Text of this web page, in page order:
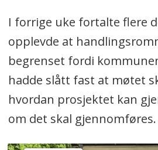
I forrige uke fortalte flere
opplevde at
begrenset fordi
hadde slått fast at møtet
hvordan prosjektet kan
om det skal gjennomføres.